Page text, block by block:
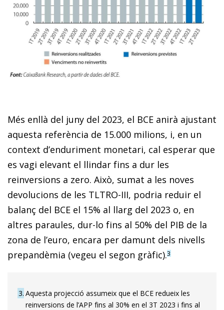
Més enllà del juny del 2023, el BCE anirà ajustant
aquesta referència de 15.000 milions, i, en un
context d’enduriment monetari, cal esperar que
es vagi elevant el llindar fins a dur les
reinversions a zero. Això, sumat a les noves
devolucions de les TLTRO-III, podria reduir el
balanç del BCE el 15% al llarg del 2023 o, en
altres paraules, dur-lo fins al 50% del PIB de la
zona de l’euro, encara per damunt dels nivells
prepandèmia (vegeu el segon gràfic).3
3 Aquesta projecció assumeix que el BCE redueix les
reinversions de l’APP fins al 30% en el 3T 2023 i fins al